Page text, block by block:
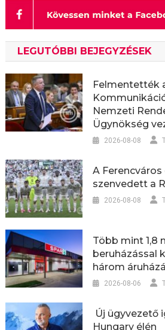
LEGUTÓBBI BEJEGYZÉSEK
Felmentették
Nemzeti
Ügynökség
2026-08-08
A
szenvedett a
2026-08-08
Több mint 1,8
beruházással
három
2026-08-06
Új ügyvezető
Hungary élén